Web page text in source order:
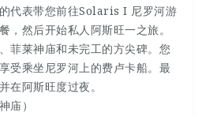
代表带您前往Solaris I 尼罗河游
，然后开始私人阿斯旺一之旅。
菲莱神庙和未完工的方尖碑。您
受乘坐尼罗河上的费卢卡船。最
在阿斯旺度过夜。
庙）